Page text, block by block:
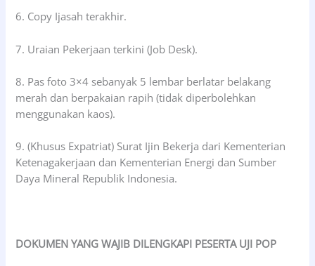
6. Copy Ijasah terakhir.
7. Uraian Pekerjaan terkini (Job Desk).
8. Pas foto 3×4 sebanyak 5 lembar berlatar belakang
merah dan berpakaian rapih (tidak diperbolehkan
menggunakan kaos).
9. (Khusus Expatriat) Surat Ijin Bekerja dari Kementerian
Ketenagakerjaan dan Kementerian Energi dan Sumber
Daya Mineral Republik Indonesia.
DOKUMEN YANG WAJIB DILENGKAPI PESERTA UJI POP